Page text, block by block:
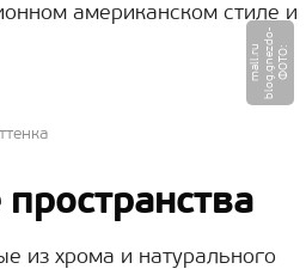
американском стиле и
Ф
О
Т
О
:
b
l
o
g.
g
n
e
z
d
o
-m
a
l
l.
r
u
из хрома и натурального